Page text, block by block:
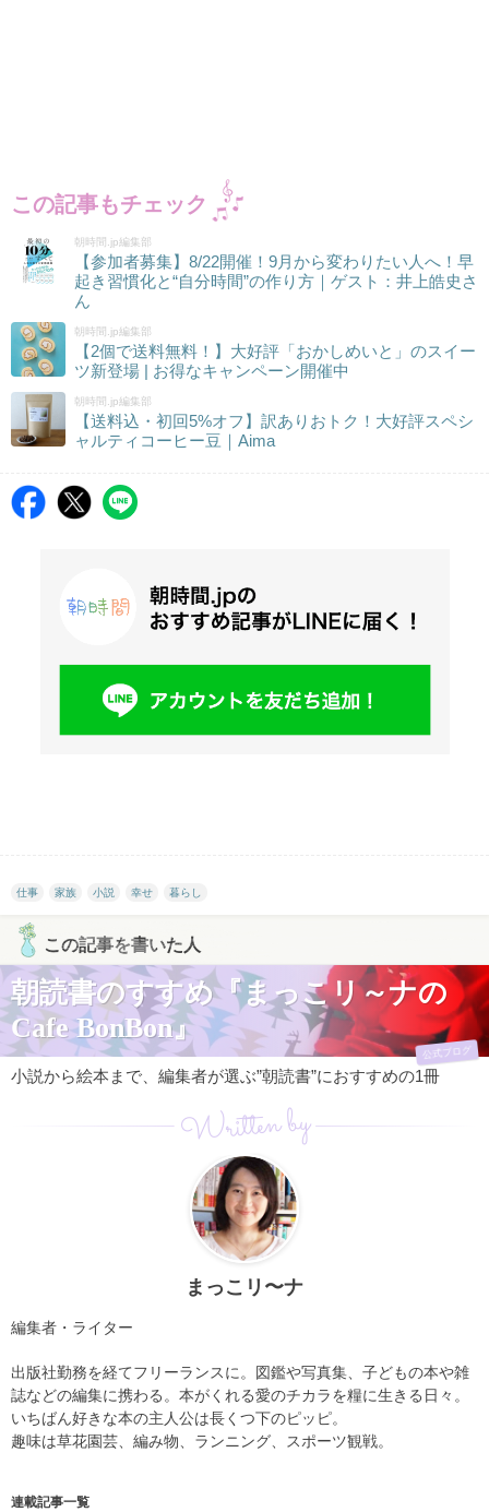
この記事もチェック
朝時間.jp編集部
【参加者募集】8/22開催！9月から変わりたい人へ！早
起き習慣化と“自分時間”の作り方｜ゲスト：井上皓史さ
ん
朝時間.jp編集部
【2個で送料無料！】大好評「おかしめいと」のスイー
ツ新登場 | お得なキャンペーン開催中
朝時間.jp編集部
【送料込・初回5%オフ】訳ありおトク！大好評スペシ
ャルティコーヒー豆｜Aima
仕事 家族 小説 幸せ 暮らし
この記事を書いた人
朝読書のすすめ『まっこリ～ナの
Cafe BonBon』
公式ブログ
小説から絵本まで、編集者が選ぶ”朝読書”におすすめの1冊
Written by
まっこリ〜ナ
編集者・ライター
出版社勤務を経てフリーランスに。図鑑や写真集、子どもの本や雑
誌などの編集に携わる。本がくれる愛のチカラを糧に生きる日々。
いちばん好きな本の主人公は長くつ下のピッピ。
趣味は草花園芸、編み物、ランニング、スポーツ観戦。
連載記事一覧